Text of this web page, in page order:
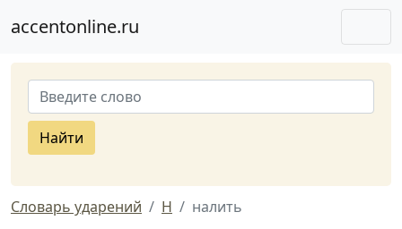
accentonline.ru
Найти
Словарь ударений Н налить